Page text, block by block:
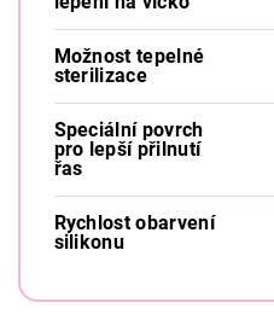
Možnost tepelné
sterilizace
Speciální povrch
pro lepší přilnutí
řas
Rychlost obarvení
silikonu